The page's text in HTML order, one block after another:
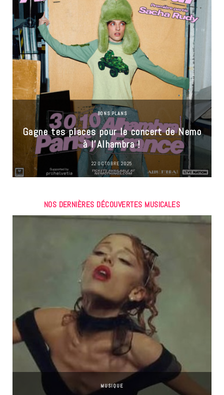
BONS PLANS
Gagne tes places pour le concert de Nemo
à l’Alhambra !
22 OCTOBRE 2025
NOS DERNIÈRES DÉCOUVERTES MUSICALES
MUSIQUE